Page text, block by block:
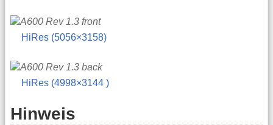
HiRes (5056×3158)
HiRes (4998×3144 )
Hinweis